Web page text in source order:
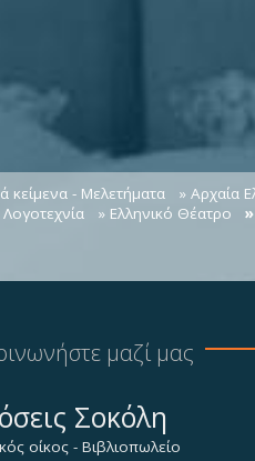
κείμενα - Μελετήματα » Αρχαία
» Ελληνικό Θέατρο
μαζί μας
Σοκόλη
οίκος - Βιβλιοπωλείο